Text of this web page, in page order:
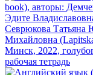
рабочая тетрадь